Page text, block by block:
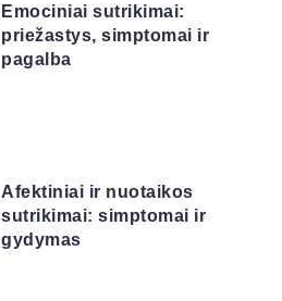
Emociniai sutrikimai:
priežastys, simptomai ir
pagalba
Afektiniai ir nuotaikos
sutrikimai: simptomai ir
gydymas